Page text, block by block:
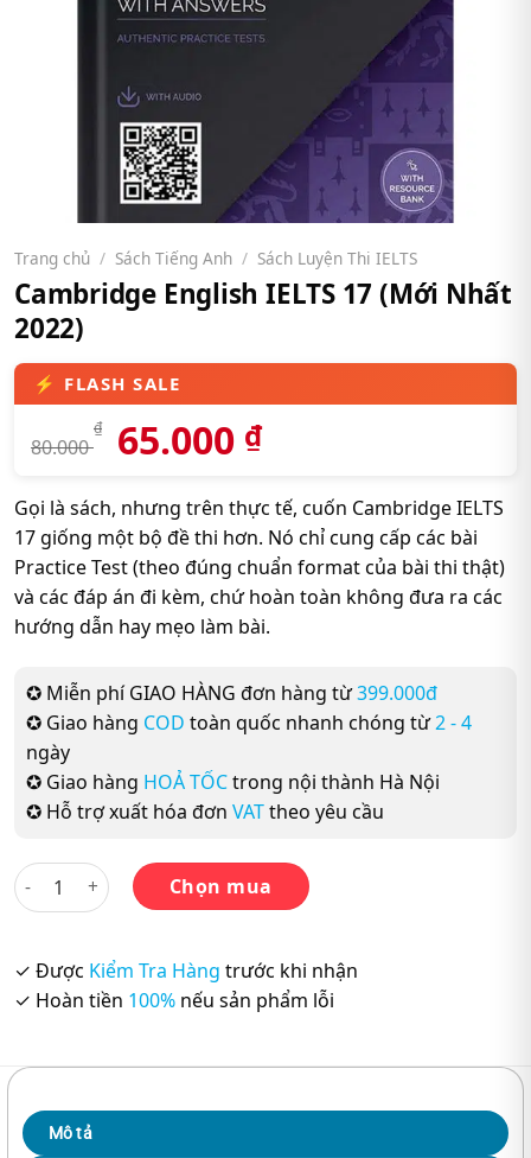
Trang chủ / Sách Tiếng Anh / Sách Luyện Thi IELTS
Cambridge English IELTS 17 (Mới Nhất
2022)
80.000
₫ 65.000 ₫
Gọi là sách, nhưng trên thực tế, cuốn Cambridge IELTS
17 giống một bộ đề thi hơn. Nó chỉ cung cấp các bài
Practice Test (theo đúng chuẩn format của bài thi thật)
và các đáp án đi kèm, chứ hoàn toàn không đưa ra các
hướng dẫn hay mẹo làm bài.
✪ Miễn phí GIAO HÀNG đơn hàng từ399.000đ
✪ Giao hàng COD toàn quốc nhanh chóng từ2 - 4
ngày
✪ Giao hàng HOẢ TỐCtrong nội thành Hà Nội
✪ Hỗ trợ xuất hóa đơn VATtheo yêu cầu
Cambridge English IELTS 17 (Mới Nhất 2022) số lượng
Chọn mua
✓ Được Kiểm Tra Hàng trước khi nhận
✓ Hoàn tiền 100% nếu sản phẩm lỗi
Mô tả